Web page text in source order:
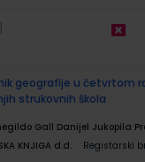
geografije u četvrtom
strukovnih škola
Gall Danijel Jukopila
KNJIGA d.d. Registarski